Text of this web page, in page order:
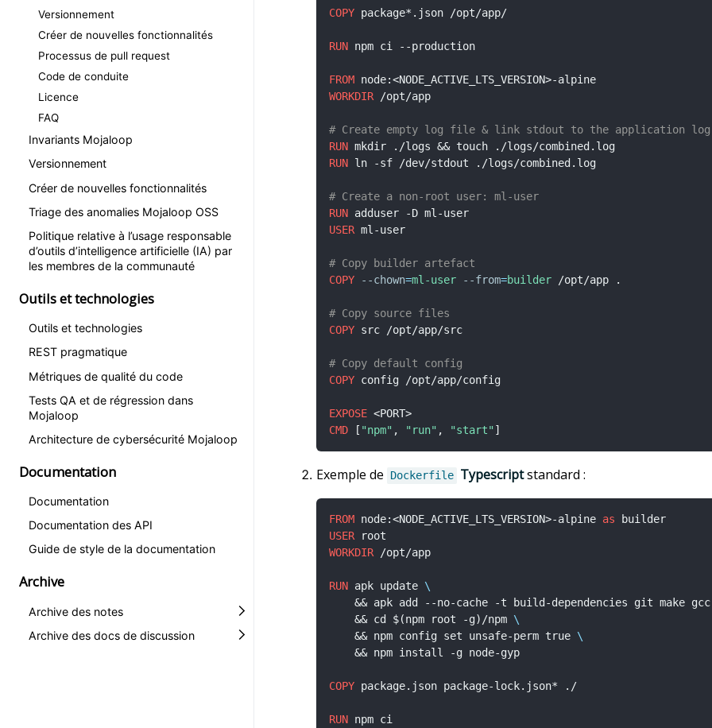
Versionnement
Créer de nouvelles fonctionnalités
Processus de pull request
Code de conduite
Licence
FAQ
Invariants Mojaloop
Versionnement
Créer de nouvelles fonctionnalités
Triage des anomalies Mojaloop OSS
Politique relative à l’usage responsable
d’outils d’intelligence artificielle (IA) par
les membres de la communauté
Outils et technologies
Outils et technologies
REST pragmatique
Métriques de qualité du code
Tests QA et de régression dans
Mojaloop
Architecture de cybersécurité Mojaloop
Documentation
Documentation
Documentation des API
Guide de style de la documentation
Archive
Archive des notes
Archive des docs de discussion
COPY package*.json /opt/app/
RUN npm ci --production
FROM node:<NODE_ACTIVE_LTS_VERSION>-alpine
WORKDIR /opt/app
# Create empty log file & link stdout to the application
RUN mkdir ./logs && touch ./logs/combined.log
RUN ln -sf /dev/stdout ./logs/combined.log
# Create a non-root user: ml-user
RUN adduser -D ml-user
USER ml-user
# Copy builder artefact
COPY
--chown=ml-user --from=builder /opt/app .
# Copy source files
COPY src /opt/app/src
# Copy default config
COPY config /opt/app/config
EXPOSE <PORT>
CMD [ "npm" , "run" , "start" ]
Exemple de Dockerfile Typescriptstandard :
FROM node:<NODE_ACTIVE_LTS_VERSION>-alpine as builder
USER root
WORKDIR /opt/app
RUN apk update \
&& apk add --no-cache -t build-dependencies git make
    && cd $(npm root -g)/npm
\
    && npm config set unsafe-perm true
\
    && npm install -g node-gyp
COPY package.json package-lock.json* ./
RUN npm ci